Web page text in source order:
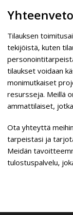
Yhteenveto
Tilauksen
tekijöistä, kuten
tilaukset voidaan
monimutkaiset
resursseja. Meillä
ammattilaiset,
Ota yhteyttä
tarpeistasi ja
Meidän
tulostuspalvelu,